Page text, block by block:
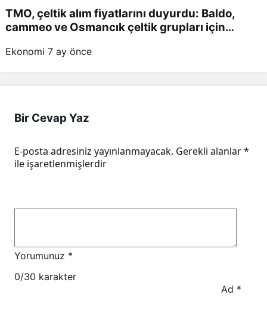
TMO, çeltik alım fiyatlarını duyurdu: Baldo,
cammeo ve Osmancık çeltik grupları için
Ekonomi 7 ay önce
Bir Cevap Yaz
E-posta adresiniz yayınlanmayacak. Gerekli alanlar*
ile işaretlenmişlerdir
Yorumunuz *
0/30 karakter
Ad *